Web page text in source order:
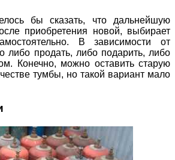
бы сказать, что дальнейшую
приобретения новой, выбирает
В зависимости от
либо продать, либо подарить, либо
Конечно, можно оставить старую
тумбы, но такой вариант мало